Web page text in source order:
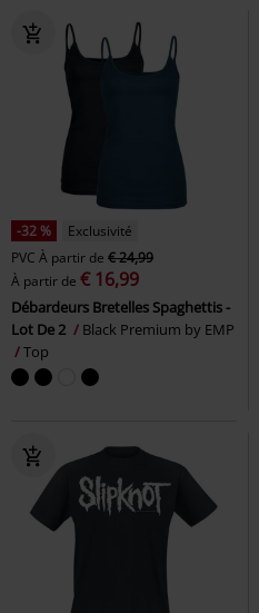
-32 %
Exclusivité
PVC À partir de € 24,99
À partir de € 16,99
Débardeurs Bretelles Spaghettis -
Lot De 2
Black Premium by EMP
Top